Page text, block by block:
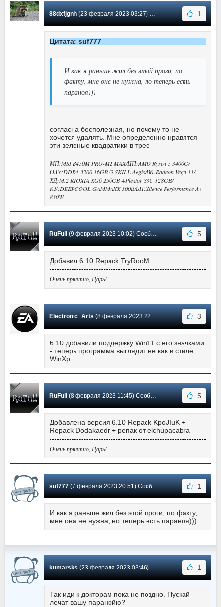
88dxfjgnh(23 февраля 2023 03:27) Сообщение #935 1
Цитата: suf777
И как я раньше жил без этой проги, по
факту, мне она не нужна, но теперь есть
параноя)))
согласна бесполезная, но почему то не
хочется удалять. Мне определенно нравятся
эти зеленые квадратики в трее
МП:MSI B450M PRO-M2 MAX/ЦП:AMD Ryzen 5 3400G/
ОЗУ:DDR4-3200 16GB G.SKILL Aegis/ВК:Radeon Vega 11/
ХД:M.2 KIOXIA XG6 256GB +Plextor S3C 128GB/
КУ:DEEPCOOL GAMMAXX 300В/БП:Xilence Performance A+
830W
RuFull (9 февраля 2023 10:02) Сообщение #934 5
Добавил 6.10 Repack TryRooM
Очень приятно, Царь!
Electronic_Arts(8 февраля 2023 22:23) Сообщение #933 3
6.10 добавили поддержку Win11 с его значками
- теперь программа выглядит не как в стиле
WinXp
RuFull (8 февраля 2023 11:45) Сообщение #932 5
Добавлена версия 6.10 Repack KpoJIuK +
Repack Dodakaedr + репак от elchupacabra
Очень приятно, Царь!
suf777(7 февраля 2023 20:51) Сообщение #931 1
И как я раньше жил без этой проги, по факту,
мне она не нужна, но теперь есть параноя)))
kumarsks(23 февраля 2023 03:46) Сообщение #930 1
Так иди к докторам пока не поздно. Пускай
лечат вашу паранойю?